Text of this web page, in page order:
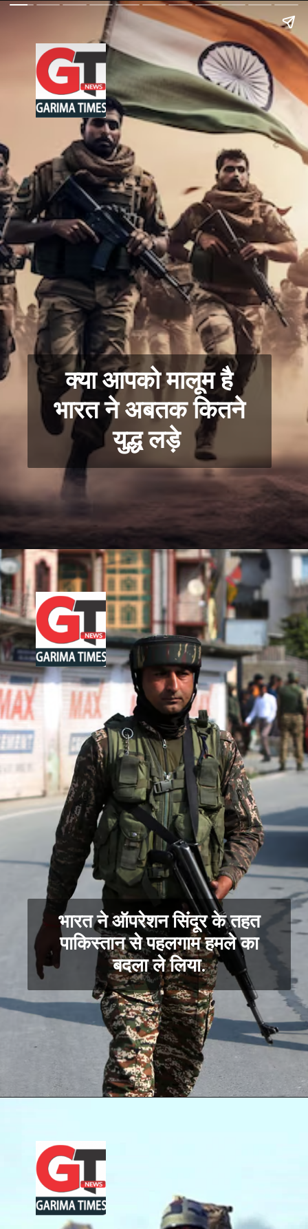
क्या आपको मालूम है
भारत ने अबतक कितने
युद्ध लड़े
भारत ने ऑपरेशन सिंदूर के तहत
पाकिस्तान से पहलगाम हमले का
बदला ले लिया.